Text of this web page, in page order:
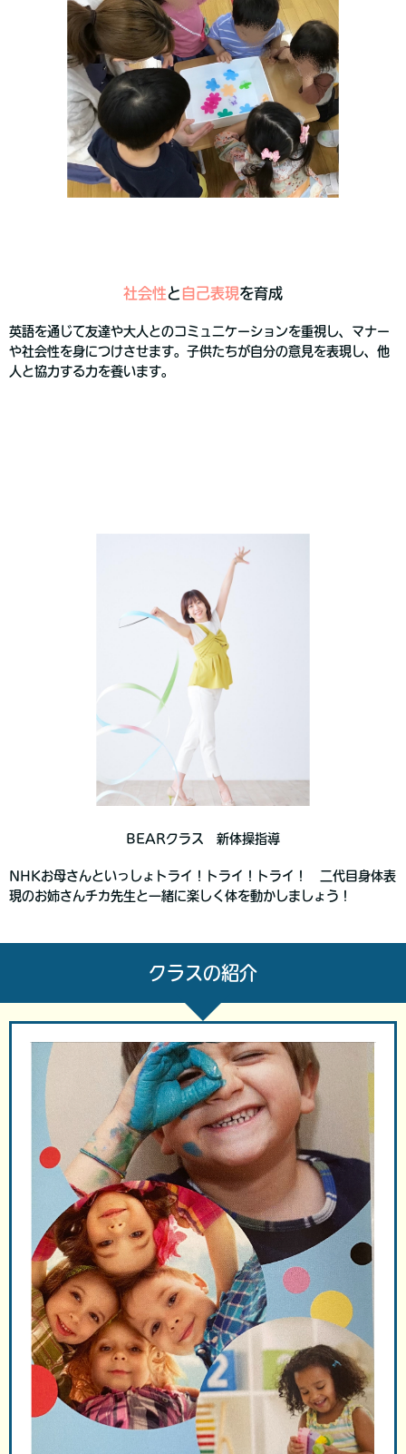
社会性と自己表現を育成
英語を通じて友達や大人とのコミュニケーションを重視し、マナー
や社会性を身につけさせます。子供たちが自分の意見を表現し、他
人と協力する力を養います。
BEARクラス 新体操指導
NHKお母さんといっしょトライ！トライ！トライ！ 二代目身体表
現のお姉さんチカ先生と一緒に楽しく体を動かしましょう！
クラスの紹介